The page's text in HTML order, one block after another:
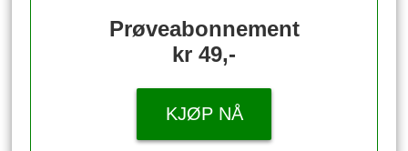
Prøveabonnement
kr 49,-
KJØP NÅ